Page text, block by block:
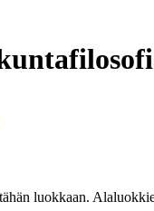
luokkaan.